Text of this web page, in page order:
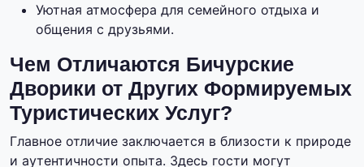
Уютная атмосфера для семейного отдыха и
общения с друзьями.
Чем Отличаются Бичурские
Дворики от Других Формируемых
Туристических Услуг?
Главное отличие заключается в близости к природе
и аутентичности опыта. Здесь гости могут